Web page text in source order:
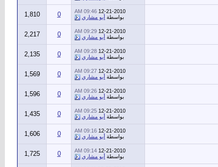
12-21-2010
09:46 AM
بواسطة أبو مشاري 0
1,810
12-21-2010
09:29 AM
بواسطة أبو مشاري 0
2,217
12-21-2010
09:28 AM
بواسطة أبو مشاري 0
2,135
12-21-2010
09:27 AM
بواسطة أبو مشاري 0
1,569
12-21-2010
09:26 AM
بواسطة أبو مشاري 0
1,596
12-21-2010
09:25 AM
بواسطة أبو مشاري 0
1,435
12-21-2010
09:16 AM
بواسطة أبو مشاري 0
1,606
12-21-2010
09:14 AM
بواسطة أبو مشاري 0
1,725